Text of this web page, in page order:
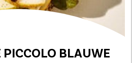
BLAUWE